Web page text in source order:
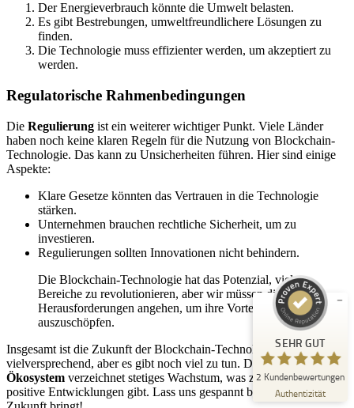
Der Energieverbrauch könnte die Umwelt belasten.
Es gibt Bestrebungen, umweltfreundlichere Lösungen zu
finden.
Die Technologie muss effizienter werden, um akzeptiert zu
werden.
Regulatorische Rahmenbedingungen
Die Regulierung ist ein weiterer wichtiger Punkt. Viele Länder
haben noch keine klaren Regeln für die Nutzung von Blockchain-
Technologie. Das kann zu Unsicherheiten führen. Hier sind einige
Aspekte:
Klare Gesetze könnten das Vertrauen in die Technologie
stärken.
Unternehmen brauchen rechtliche Sicherheit, um zu
investieren.
Regulierungen sollten Innovationen nicht behindern.
Die Blockchain-Technologie hat das Potenzial, viele
Bereiche zu revolutionieren, aber wir müssen die
Herausforderungen angehen, um ihre Vorteile voll
auszuschöpfen.
Insgesamt ist die Zukunft der Blockchain-Technologie
vielversprechend, aber es gibt noch viel zu tun. DieTON-
Ökosystem verzeichnet stetiges Wachstum, was zeigt, dass es auch
positive Entwicklungen gibt. Lass uns gespannt bleiben, was die
SEHR GUT
2 Kundenbewertungen
Authentizität
Kundenbewertungen und Erfahrungen zu
100
%
ProvenExpert.com
5,00
/
5,00
2
Bewertungen auf ProvenExpert.com
Erfahren Sie mehr über dieses Bewertungssiegel
10.10.2024
Profil ansehen